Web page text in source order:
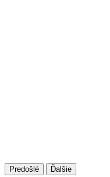
Predošlé Ďalšie